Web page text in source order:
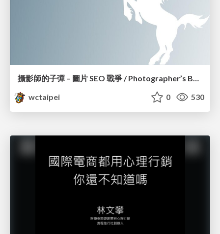
攝影師的子彈 – 圖片 SEO 戰爭 / Photographer’s Bullet – Image SEO War_Edwin Lin
wctaipei
0 530